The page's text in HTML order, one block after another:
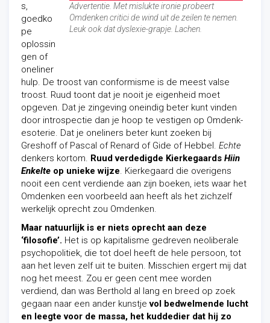
Advertentie. Met mislukte ironie probeert
Omdenken critici de wind uit de zeilen te nemen.
Leuk ook dat dyslexie-grapje. Lachen.
s,
goedko
pe
oplossin
gen of
oneliner
hulp. De troost van conformisme is de meest valse
troost. Ruud toont dat je nooit je eigenheid moet
opgeven. Dat je zingeving oneindig beter kunt vinden
door introspectie dan je hoop te vestigen op Omdenk-
esoterie. Dat je oneliners beter kunt zoeken bij
Greshoff of Pascal of Renard of Gide of Hebbel. Echte
denkers kortom. Ruud verdedigde Kierkegaards Hiin
Enkelte op unieke wijze. Kierkegaard die overigens
nooit een cent verdiende aan zijn boeken, iets waar het
Omdenken een voorbeeld aan heeft als het zichzelf
werkelijk oprecht zou Omdenken.
Maar natuurlijk is er niets oprecht aan deze
‘filosofie’. Het is op kapitalisme gedreven neoliberale
psychopolitiek, die tot doel heeft de hele persoon, tot
aan het leven zelf uit te buiten. Misschien ergert mij dat
nog het meest. Zou er geen cent mee worden
verdiend, dan was Berthold al lang en breed op zoek
gegaan naar een ander kunstjevol bedwelmende lucht
en leegte voor de massa, het kuddedier dat hij zo